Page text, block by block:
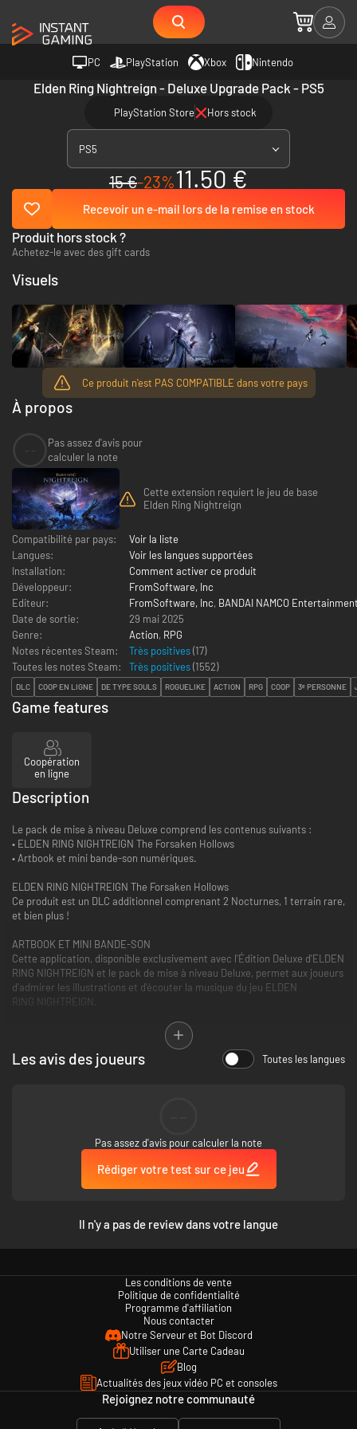
PC PlayStation Xbox Nintendo
Elden Ring Nightreign - Deluxe Upgrade Pack - PS5
PlayStation Store Hors stock
PS5
15 €-23%11.50 €
Recevoir un e-mail lors de la remise en stock
Ce produit n'est PAS COMPATIBLE dans votre pays
Produit hors stock ?
Achetez-le avec des gift cards
À propos
Pas assez d'avis pour
calculer la note
Cette extension requiert le jeu de base
Elden Ring Nightreign
Compatibilité par pays:
Voir la liste
Langues:
Voir les langues supportées
Installation:
Comment activer ce produit
Développeur:
FromSoftware, Inc
Editeur:
FromSoftware, Inc, BANDAI NAMCO
Date de sortie:
29 mai 2025
Genre:
Action, RPG
Notes récentes Steam:
Très positives(17)
Toutes les notes Steam:
Très positives(1552)
DLC COOP EN LIGNE DE TYPE SOULS ROGUELIKE ACTION RPG COOP 3ᵉ PERSONNE
Visuels
Game features
Coopération
en ligne
Description
Le pack de mise à niveau Deluxe comprend les contenus suivants :
• ELDEN RING NIGHTREIGN The Forsaken Hollows
• Artbook et mini bande-son numériques.
ELDEN RING NIGHTREIGN The Forsaken Hollows
Ce produit est un DLC additionnel comprenant 2 Nocturnes, 1 terrain rare,
et bien plus !
ARTBOOK ET MINI BANDE-SON
Cette application, disponible exclusivement avec l'Édition Deluxe d'ELDEN
RING NIGHTREIGN et le pack de mise à niveau Deluxe, permet aux joueurs
d'admirer les illustrations et d'écouter la musique du jeu ELDEN
RING NIGHTREIGN.
*ELDEN RING NIGHTREIGN The Forsaken Hollows sera disponible en
*Le pack de mise à niveau Deluxe ne sera disponible à l'achat que jusqu'à
Les avis des joueurs Toutes les langues
Pas assez d'avis pour calculer la note
Rédiger votre test sur ce jeu
Il n'y a pas de review dans votre langue
Les conditions de vente
Politique de confidentialité
Programme d'affiliation
Nous contacter
Notre Serveur et Bot Discord
Utiliser une Carte Cadeau
Blog
Actualités des jeux vidéo PC et consoles
Rejoignez notre communauté